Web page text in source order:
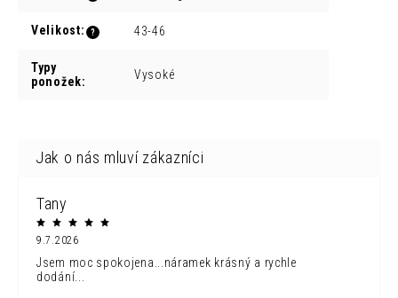
?
Velikost: 43-46
Typy
ponožek: Vysoké
Tany
9.7.2026
Jsem moc spokojena...náramek krásný a rychle
dodání...